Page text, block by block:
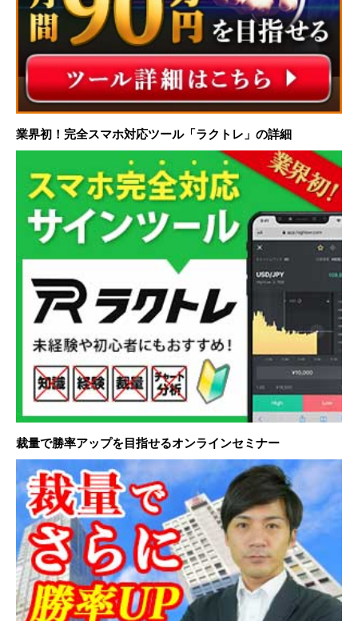
業界初！完全スマホ対応ツール「ラクトレ」の詳細
裁量で勝率アップを目指せるオンラインセミナー